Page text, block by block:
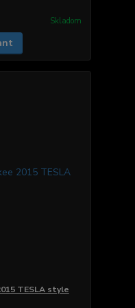
Skladom
TESLA style